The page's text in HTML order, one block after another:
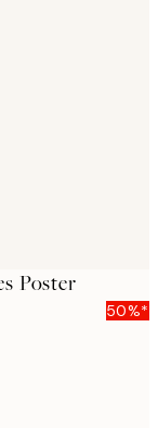
Poster
50%*